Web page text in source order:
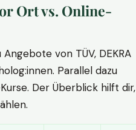
Ort vs. Online-
von TÜV, DEKRA
Parallel dazu
Der Überblick hilft dir,